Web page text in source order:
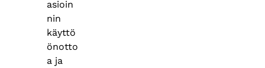
asioin
nin
käyttö
önotto
a ja